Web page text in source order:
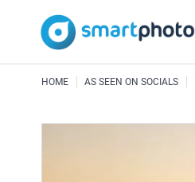
HOME AS SEEN ON SOCIALS